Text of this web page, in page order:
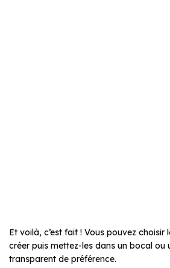
Et voilà, c’est fait ! Vous pouvez
créer puis mettez-les dans un bocal ou
transparent de préférence.